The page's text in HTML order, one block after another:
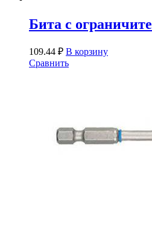
Бита с
109.44 ₽ В корзину
Сравнить